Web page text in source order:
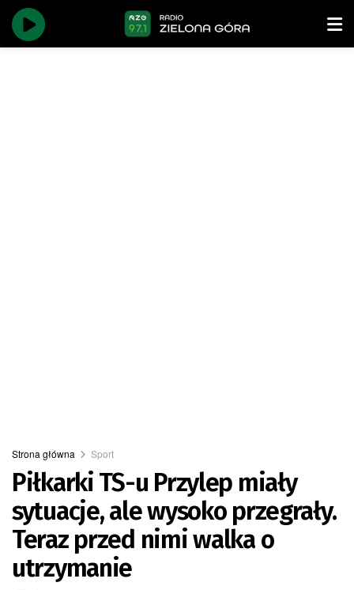
Strona główna Sport
Piłkarki TS-u Przylep miały
sytuacje, ale wysoko przegrały.
Teraz przed nimi walka o
utrzymanie